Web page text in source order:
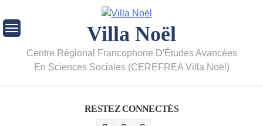
Villa Noël
Centre Régional Francophone D'Études Avancées
En Sciences Sociales (CEREFREA Villa Noël)
RESTEZ CONNECTÉS